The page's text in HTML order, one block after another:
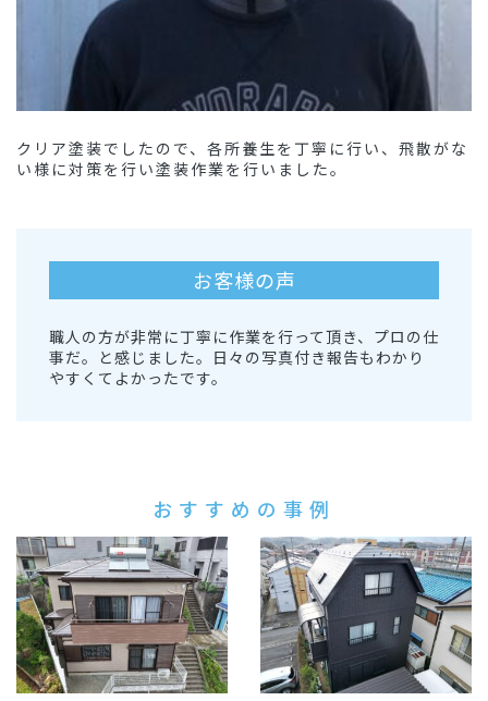
クリア塗装でしたので、各所養生を丁寧に行い、飛散がな
い様に対策を行い塗装作業を行いました。
お客様の声
職人の方が非常に丁寧に作業を行って頂き、プロの仕
事だ。と感じました。日々の写真付き報告もわかり
やすくてよかったです。
おすすめの事例